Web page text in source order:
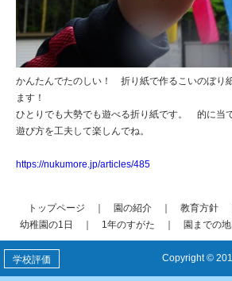
かんたんでたのしい！ 折り紙で作るこいのぼり
ます！
ひとりでも大勢でも遊べる折り紙です。 的に当
遊び方を工夫して楽しんでね。
https://nukumore.jp/articles/485
トップページ 園の紹介 教育方針
幼稚園の1日
1年のすがた 園までの地
学校評価 Copyright ©